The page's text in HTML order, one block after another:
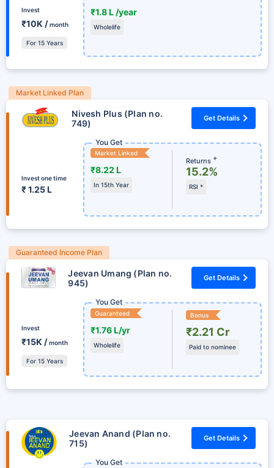
Invest
₹10K /month
For 15 Years
₹1.8 L /year
Wholelife
Market Linked Plan
Nivesh Plus (Plan no.
749)
Get Details
Invest one time
₹ 1.25 L
You Get
Market Linked
₹8.22 L
In 15th Year
Returns +
15.2%
RSI *
Guaranteed Income Plan
Jeevan Umang (Plan no.
945)
Get Details
Invest
₹15K /month
For 15 Years
You Get
Guaranteed
₹1.76 L/yr
Wholelife
Bonus
₹2.21 Cr
Paid to nominee
Jeevan Anand (Plan no.
715)
Get Details
You Get